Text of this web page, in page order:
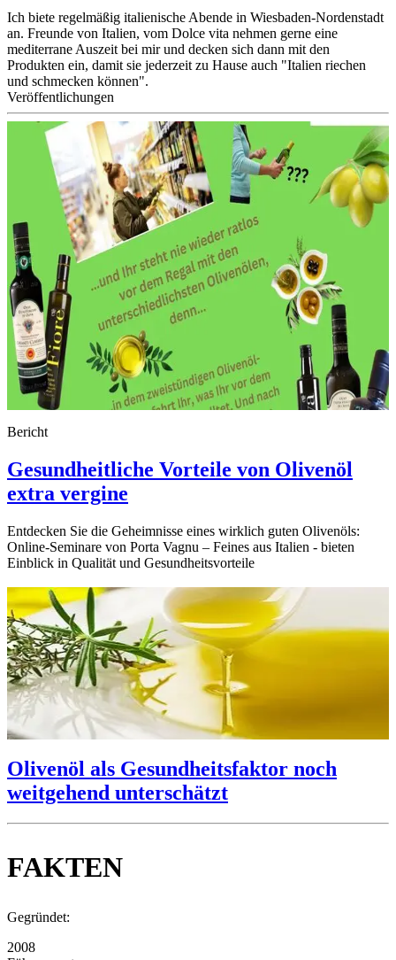
Ich biete regelmäßig italienische Abende in Wiesbaden-Nordenstadt
an. Freunde von Italien, vom Dolce vita nehmen gerne eine
mediterrane Auszeit bei mir und decken sich dann mit den
Produkten ein, damit sie jederzeit zu Hause auch "Italien riechen
und schmecken können".
Veröffentlichungen
Bericht
Gesundheitliche Vorteile von Olivenöl
extra vergine
Entdecken Sie die Geheimnisse eines wirklich guten Olivenöls:
Online-Seminare von Porta Vagnu – Feines aus Italien - bieten
Einblick in Qualität und Gesundheitsvorteile
Olivenöl als Gesundheitsfaktor noch
weitgehend unterschätzt
FAKTEN
Gegründet:
2008